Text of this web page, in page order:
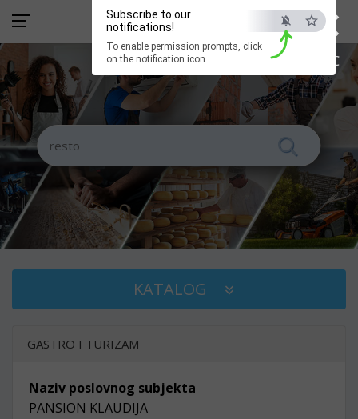
×
ESC
Subscribe to our
notifications!
To enable permission prompts, click
on the notification icon
KATALOG
GASTRO I TURIZAM
Naziv poslovnog subjekta
PANSION KLAUDIJA